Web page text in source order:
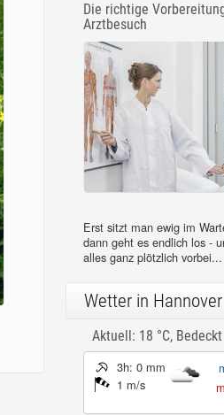
Die richtige
Arztbesuch
Erst sitzt man ewig im
dann geht es endlich los -
alles ganz plötzlich vorbei...
Wetter in Hannover
Aktuell: 18 °C, Bedeckt
3h: 0 mm
1 m/s